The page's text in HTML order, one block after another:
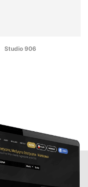
Studio 906